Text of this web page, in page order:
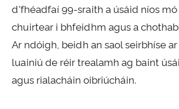
d'fhéadfaí 99-sraith a úsáid níos mó
chuirtear i bhfeidhm agus a
Ar ndóigh, beidh an saol seirbhíse
luainiú de réir trealamh ag baint
agus rialacháin oibriúcháin.